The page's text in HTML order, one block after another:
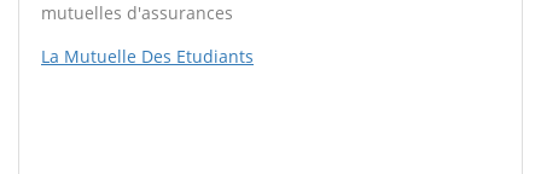
mutuelles d'assurances
La Mutuelle Des Etudiants